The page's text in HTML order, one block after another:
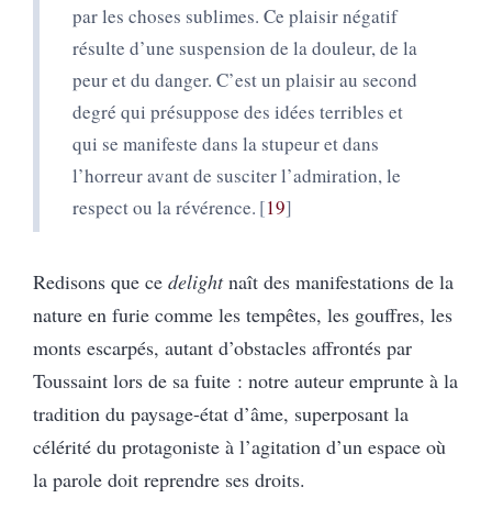
par les choses sublimes. Ce plaisir négatif
résulte d’une suspension de la douleur, de la
peur et du danger. C’est un plaisir au second
degré qui présuppose des idées terribles et
qui se manifeste dans la stupeur et dans
l’horreur avant de susciter l’admiration, le
respect ou la révérence. 19
Redisons que ce delightnaît des manifestations de la
nature en furie comme les tempêtes, les gouffres, les
monts escarpés, autant d’obstacles affrontés par
Toussaint lors de sa fuite : notre auteur emprunte à la
tradition du paysage-état d’âme, superposant la
célérité du protagoniste à l’agitation d’un espace où
la parole doit reprendre ses droits.